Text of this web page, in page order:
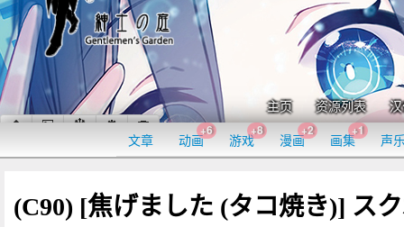
主页 资源列表
文章 动画
+6
游戏
+8
漫画
+2
画集
+1
声
(C90) [焦げました (タコ焼き)] ス